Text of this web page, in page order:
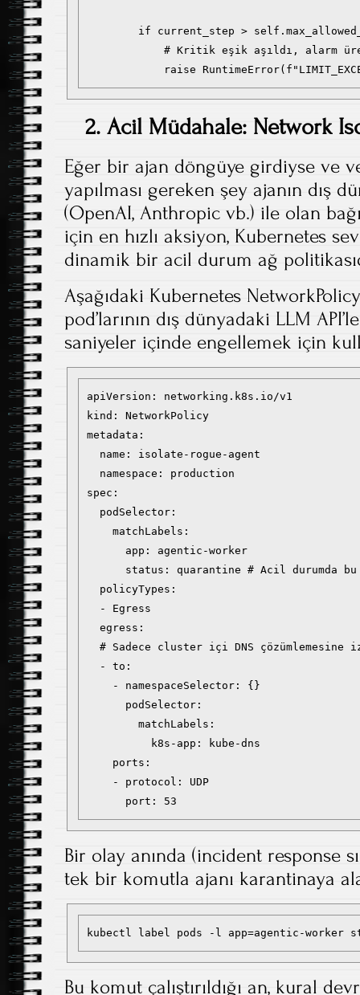
if current_step >
# Kritik eşik aşıldı, alarm
2. Acil Müdahale: Network
Eğer bir ajan döngüye girdiyse ve
yapılması gereken şey ajanın dış
(OpenAI, Anthropic vb.) ile olan
için en hızlı aksiyon, Kubernetes
dinamik bir acil durum ağ
Aşağıdaki Kubernetes
pod’larının dış dünyadaki LLM
saniyeler içinde engellemek için
apiVersion: networking.k8s.io/v1
kind: NetworkPolicy
metadata:
  name: isolate-rogue-agent
  namespace: production
spec:
  podSelector:
    matchLabels:
      app: agentic-worker
status: quarantine # Acil durumda
  policyTypes:
  - Egress
  egress:
# Sadece cluster içi DNS çözümlemesine
  - to:
    - namespaceSelector: {}
      podSelector:
        matchLabels:
          k8s-app: kube-dns
    ports:
    - protocol: UDP
Bir olay anında (incident response
tek bir komutla ajanı karantinaya
kubectl label pods -l app=agentic-worker
Bu komut çalıştırıldığı an, kural